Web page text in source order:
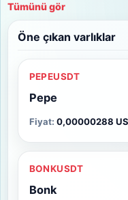
Tümünü gör
Öne çıkan varlıklar
PEPEUSDT
Pepe
Fiyat: 0,00000288
BONKUSDT
Bonk